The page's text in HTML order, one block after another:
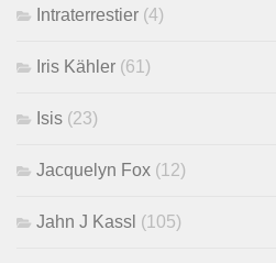
Intraterrestier (4)
Iris Kähler (61)
Isis (23)
Jacquelyn Fox (12)
Jahn J Kassl (105)